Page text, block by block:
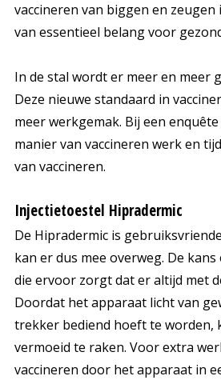
vaccineren van biggen en
van essentieel belang voor
In de stal wordt er meer en meer
Deze nieuwe standaard in
meer werkgemak. Bij een
manier van vaccineren werk en
van vaccineren.
Injectietoestel Hipradermic
De Hipradermic is
kan er dus mee overweg. De
die ervoor zorgt dat er altijd met
Doordat het apparaat licht van
trekker bediend hoeft te worden,
vermoeid te raken. Voor extra
vaccineren door het apparaat in